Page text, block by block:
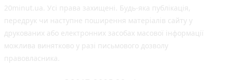
20minut.ua. Усі права захищені. Будь-яка публiкацiя,
передрук чи наступне поширення матеріалів сайту у
друкованих або електронних засобах масової інформації
можлива винятково у разі письмового дозволу
правовласника.